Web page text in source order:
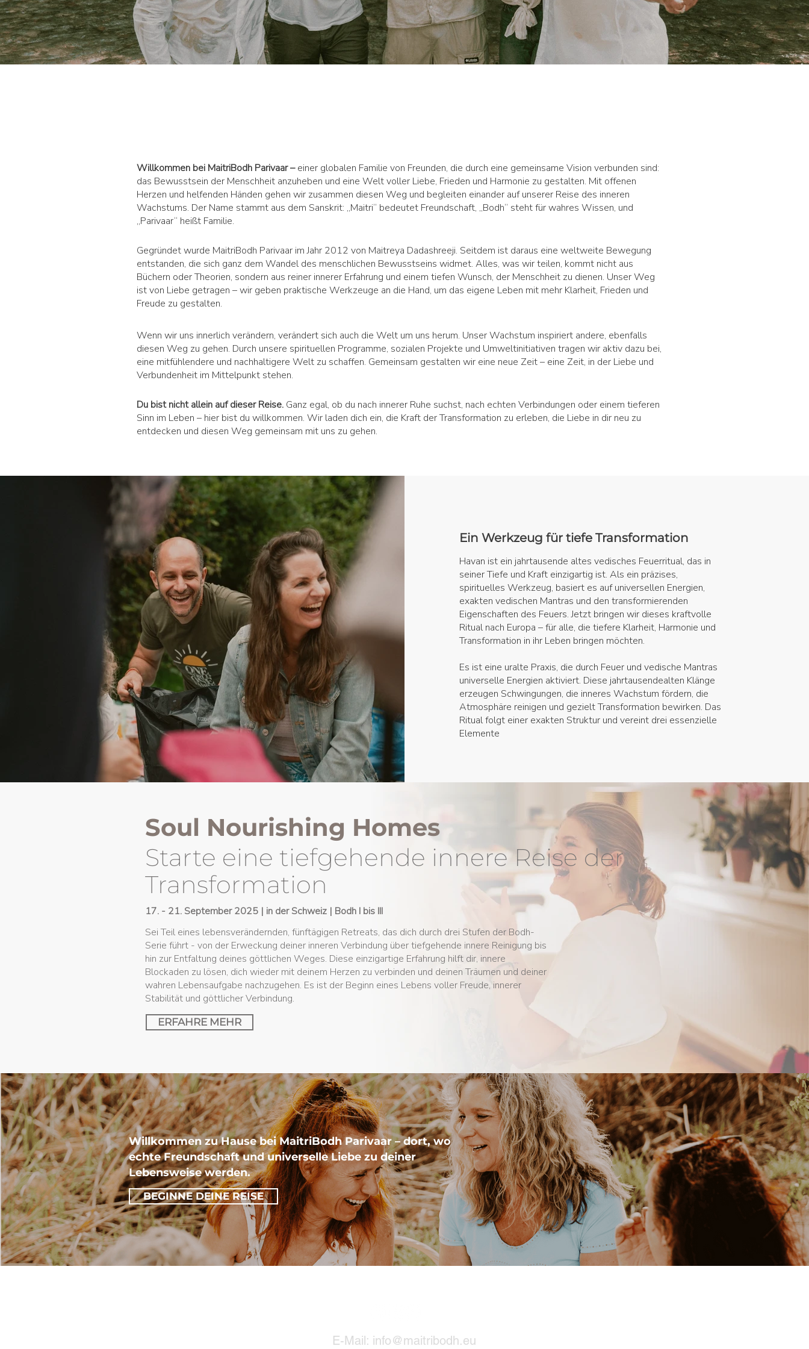
Willkommen bei MaitriBodh Parivaar –einer globalen Familie von Freunden, die durch eine gemeinsame Vision verbunden sind:
das Bewusstsein der Menschheit anzuheben und eine Welt voller Liebe, Frieden und Harmonie zu gestalten. Mit offenen
Herzen und helfenden Händen gehen wir zusammen diesen Weg und begleiten einander auf unserer Reise des inneren
Wachstums. Der Name stammt aus dem Sanskrit: „Maitri“ bedeutet Freundschaft, „Bodh“ steht für wahres Wissen, und
„Parivaar“ heißt Familie.
Gegründet wurde MaitriBodh Parivaar im Jahr 2012 von Maitreya Dadashreeji. Seitdem ist daraus eine weltweite Bewegung
entstanden, die sich ganz dem Wandel des menschlichen Bewusstseins widmet. Alles, was wir teilen, kommt nicht aus
Büchern oder Theorien, sondern aus reiner innerer Erfahrung und einem tiefen Wunsch, der Menschheit zu dienen. Unser Weg
ist von Liebe getragen – wir geben praktische Werkzeuge an die Hand, um das eigene Leben mit mehr Klarheit, Frieden und
Freude zu gestalten.
Wenn wir uns innerlich verändern, verändert sich auch die Welt um uns herum. Unser Wachstum inspiriert andere, ebenfalls
diesen Weg zu gehen. Durch unsere spirituellen Programme, sozialen Projekte und Umweltinitiativen tragen wir aktiv dazu bei,
eine mitfühlendere und nachhaltigere Welt zu schaffen. Gemeinsam gestalten wir eine neue Zeit – eine Zeit, in der Liebe und
Verbundenheit im Mittelpunkt stehen.
Du bist nicht allein auf dieser Reise. Ganz egal, ob du nach innerer Ruhe suchst, nach echten Verbindungen oder einem tieferen
Sinn im Leben – hier bist du willkommen. Wir laden dich ein, die Kraft der Transformation zu erleben, die Liebe in dir neu zu
entdecken und diesen Weg gemeinsam mit uns zu gehen.
Ein Werkzeug für tiefe Transformation
Havan ist ein jahrtausende altes vedisches Feuerritual, das in
seiner Tiefe und Kraft einzigartig ist. Als ein präzises,
spirituelles Werkzeug, basiert es auf universellen Energien,
exakten vedischen Mantras und den transformierenden
Eigenschaften des Feuers. Jetzt bringen wir dieses kraftvolle
Ritual nach Europa – für alle, die tiefere Klarheit, Harmonie und
Transformation in ihr Leben bringen möchten.
Es ist eine uralte Praxis, die durch Feuer und vedische Mantras
universelle Energien aktiviert. Diese jahrtausendealten Klänge
erzeugen Schwingungen, die inneres Wachstum fördern, die
Atmosphäre reinigen und gezielt Transformation bewirken. Das
Ritual folgt einer exakten Struktur und vereint drei essenzielle
Elemente
Soul Nourishing Homes
Starte eine tiefgehende innere Reise der
Transformation
17. - 21. September 2025 | in der Schweiz | Bodh I bis III
Sei Teil eines lebensverändernden, fünftägigen Retreats, das dich durch drei Stufen der Bodh-
Serie führt - von der Erweckung deiner inneren Verbindung über tiefgehende innere Reinigung bis
hin zur Entfaltung deines göttlichen Weges. Diese einzigartige Erfahrung hilft dir, innere
Blockaden zu lösen, dich wieder mit deinem Herzen zu verbinden und deinen Träumen und deiner
wahren Lebensaufgabe nachzugehen. Es ist der Beginn eines Lebens voller Freude, innerer
Stabilität und göttlicher Verbindung.
ERFAHRE MEHR
Willkommen zu Hause bei MaitriBodh Parivaar – dort, wo
echte Freundschaft und universelle Liebe zu deiner
Lebensweise werden.
BEGINNE DEINE REISE
E-Mail: info@maitribodh.eu